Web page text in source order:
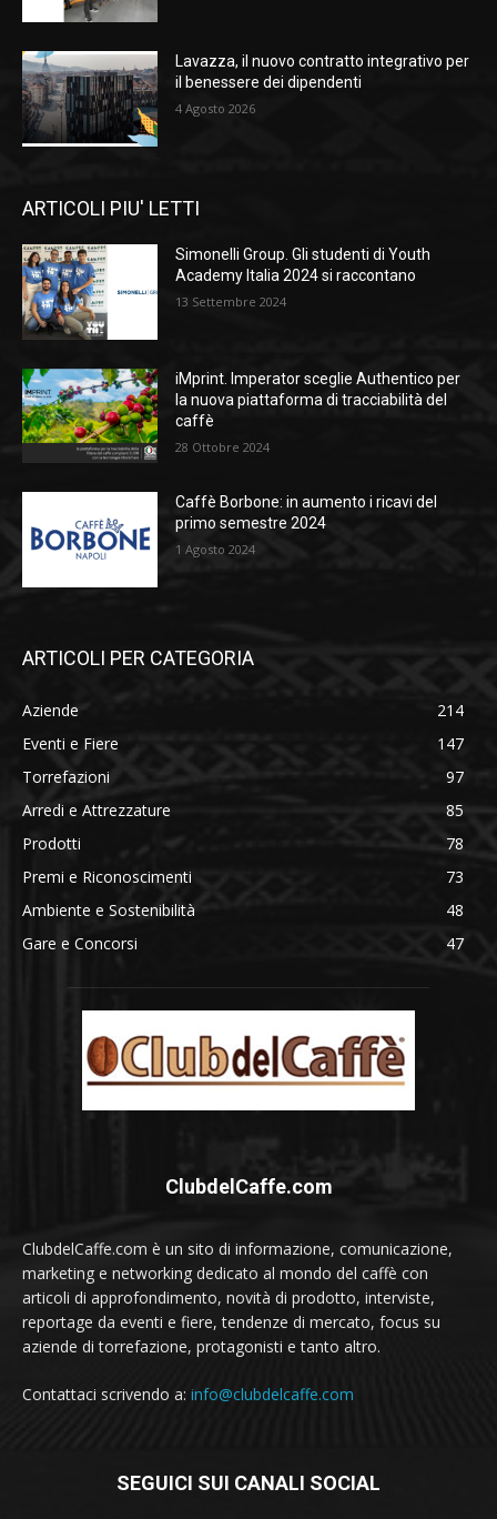
Lavazza, il nuovo contratto integrativo per
il benessere dei dipendenti
4 Agosto 2026
ARTICOLI PIU' LETTI
Simonelli Group. Gli studenti di Youth
Academy Italia 2024 si raccontano
13 Settembre 2024
iMprint. Imperator sceglie Authentico per
la nuova piattaforma di tracciabilità del
caffè
28 Ottobre 2024
Caffè Borbone: in aumento i ricavi del
primo semestre 2024
1 Agosto 2024
ARTICOLI PER CATEGORIA
Aziende
214
Eventi e Fiere
147
Torrefazioni
97
Arredi e Attrezzature
85
Prodotti
78
Premi e Riconoscimenti
73
Ambiente e Sostenibilità
48
Gare e Concorsi
47
ClubdelCaffe.com
ClubdelCaffe.com è un sito di informazione, comunicazione,
marketing e networking dedicato al mondo del caffè con
articoli di approfondimento, novità di prodotto, interviste,
reportage da eventi e fiere, tendenze di mercato, focus su
aziende di torrefazione, protagonisti e tanto altro.
Contattaci scrivendo a: info@clubdelcaffe.com
SEGUICI SUI CANALI SOCIAL